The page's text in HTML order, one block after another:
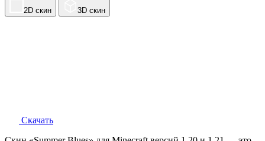
2D скин 3D скин
Скачать